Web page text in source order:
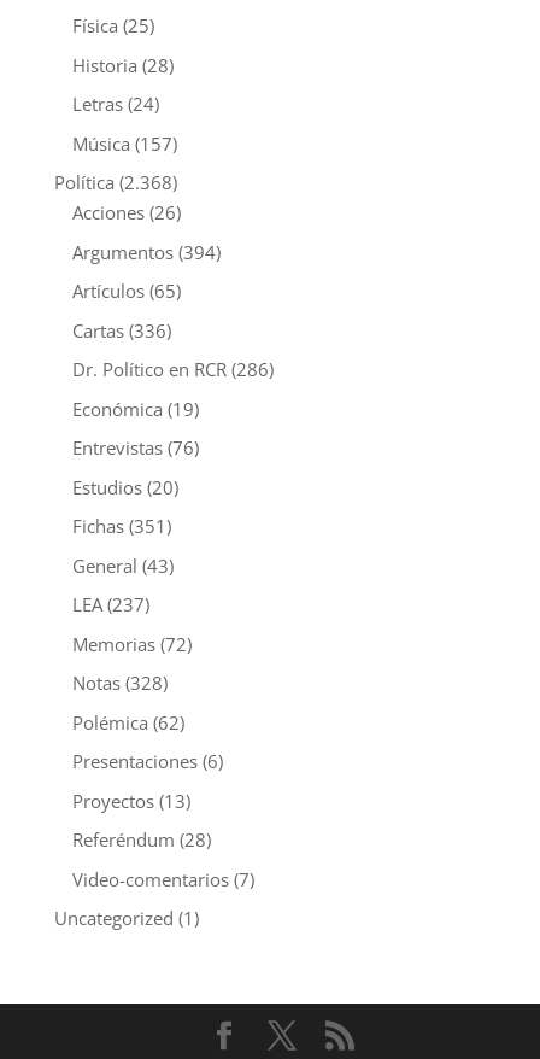
Física (25)
Historia (28)
Letras(24)
Música (157)
Política (2.368)
Acciones(26)
Argumentos(394)
Artículos(65)
Cartas(336)
Dr. Político en RCR(286)
Económica (19)
Entrevistas(76)
Estudios(20)
Fichas(351)
General (43)
LEA(237)
Memorias(72)
Notas(328)
Polémica (62)
Presentaciones(6)
Proyectos(13)
Referéndum (28)
Video-comentarios(7)
Uncategorized (1)